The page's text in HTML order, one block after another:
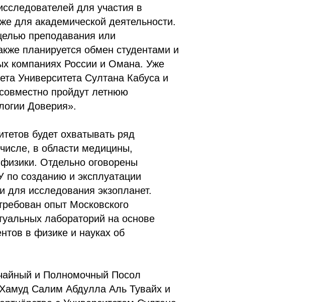
для участия в
для академической деятельности.
преподавания или
планируется обмен студентами и
компаниях России и Омана. Уже
Университета Султана Кабуса и
пройдут летнюю
Доверия».
будет охватывать ряд
в области медицины,
Отдельно оговорены
созданию и эксплуатации
для исследования экзопланет.
опыт Московского
лабораторий на основе
в физике и науках об
и Полномочный Посол
Салим Абдулла Аль Тувайх и